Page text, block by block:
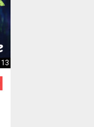
13